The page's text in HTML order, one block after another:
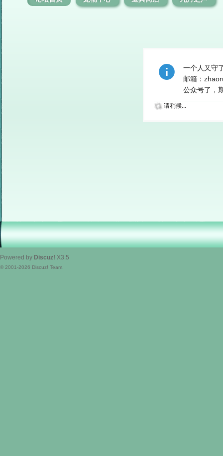
一个人又守
邮箱：
公众号了，
请稍候...
Powered by Discuz! X3.5
© 2001-2026 Discuz! Team